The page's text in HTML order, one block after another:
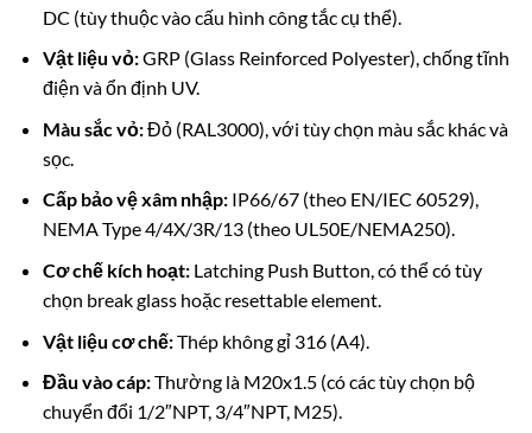
DC (tùy thuộc vào cấu hình công tắc cụ thể).
Vật liệu vỏ:GRP (Glass Reinforced Polyester), chống tĩnh
điện và ổn định UV.
Màu sắc vỏ:Đỏ (RAL3000), với tùy chọn màu sắc khác và
sọc.
Cấp bảo vệ xâm nhập:IP66/67 (theo EN/IEC 60529),
NEMA Type 4/4X/3R/13 (theo UL50E/NEMA250).
Cơ chế kích hoạt:Latching Push Button, có thể có tùy
chọn break glass hoặc resettable element.
Vật liệu cơ chế:Thép không gỉ 316 (A4).
Đầu vào cáp:Thường là M20x1.5 (có các tùy chọn bộ
chuyển đổi 1/2″NPT, 3/4″NPT, M25).